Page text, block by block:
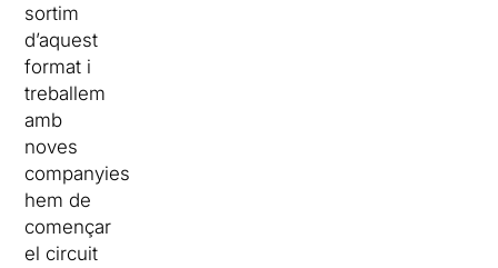
sortim
d’aquest
format i
treballem
amb
noves
companyies
hem de
començar
el circuit